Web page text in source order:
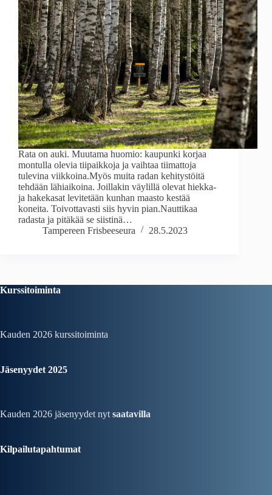
Rata on auki. Muutama huomio: kaupunki korjaa
montulla olevia tiipaikkoja ja vaihtaa tiimattoja
tulevina viikkoina.Myös muita radan kehitystöitä
tehdään lähiaikoina. Joillakin väylillä olevat hiekka-
ja hakekasat levitetään kunhan maasto kestää
koneita. Toivottavasti siis hyvin pian.Nauttikaa
radasta ja pitäkää se siistinä…
Tampereen Frisbeeseura
28.5.2023
Kurssitoiminta
Kauden 2026 kurssitoiminta
Jäsenyydet 2025
Kauden 2026 jäsenyydet nyt saatavilla
Kilpailutapahtumat